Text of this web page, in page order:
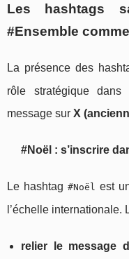
Les hashtags
#Ensemble
La présence des
rôle stratégique
message sur X
#Noël : s’inscrire
Le hashtag#Noël est
l’échelle internationale.
relier le message